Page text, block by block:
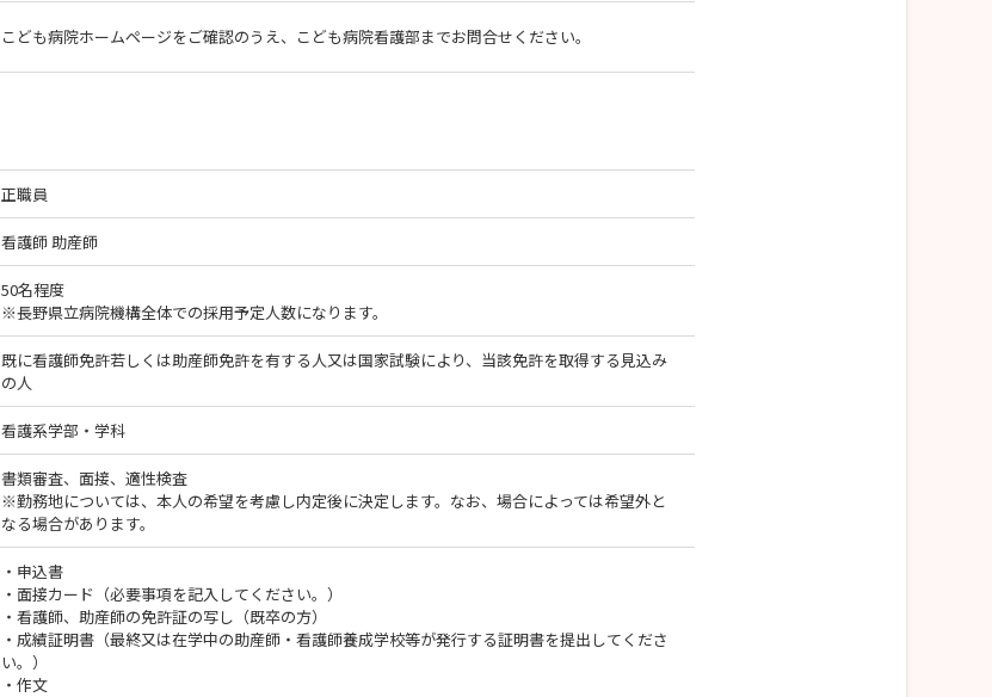
こども病院ホームページをご確認のうえ、こども病院看護部までお問合せください。
正職員
看護師 助産師
50名程度
※長野県立病院機構全体での採用予定人数になります。
既に看護師免許若しくは助産師免許を有する人又は国家試験により、当該免許を取得する見込み
の人
看護系学部・学科
書類審査、面接、適性検査
※勤務地については、本人の希望を考慮し内定後に決定します。なお、場合によっては希望外と
なる場合があります。
・申込書
・面接カード（必要事項を記入してください。）
・看護師、助産師の免許証の写し（既卒の方）
・成績証明書（最終又は在学中の助産師・看護師養成学校等が発行する証明書を提出してくださ
い。）
・作文